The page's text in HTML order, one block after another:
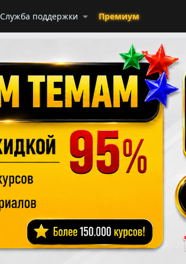
Служба поддержки Премиум